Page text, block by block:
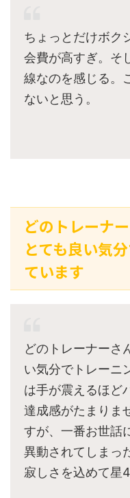
ちょっとだけボク
会費が高すぎ。そ
線なのを感じる。
ないと思う。
どのトレーナ
とても良い気
ています
どのトレーナーさ
い気分でトレーニ
は手が震えるほど
達成感がたまりま
すが、一番お世話
異動されてしまっ
寂しさを込めて星